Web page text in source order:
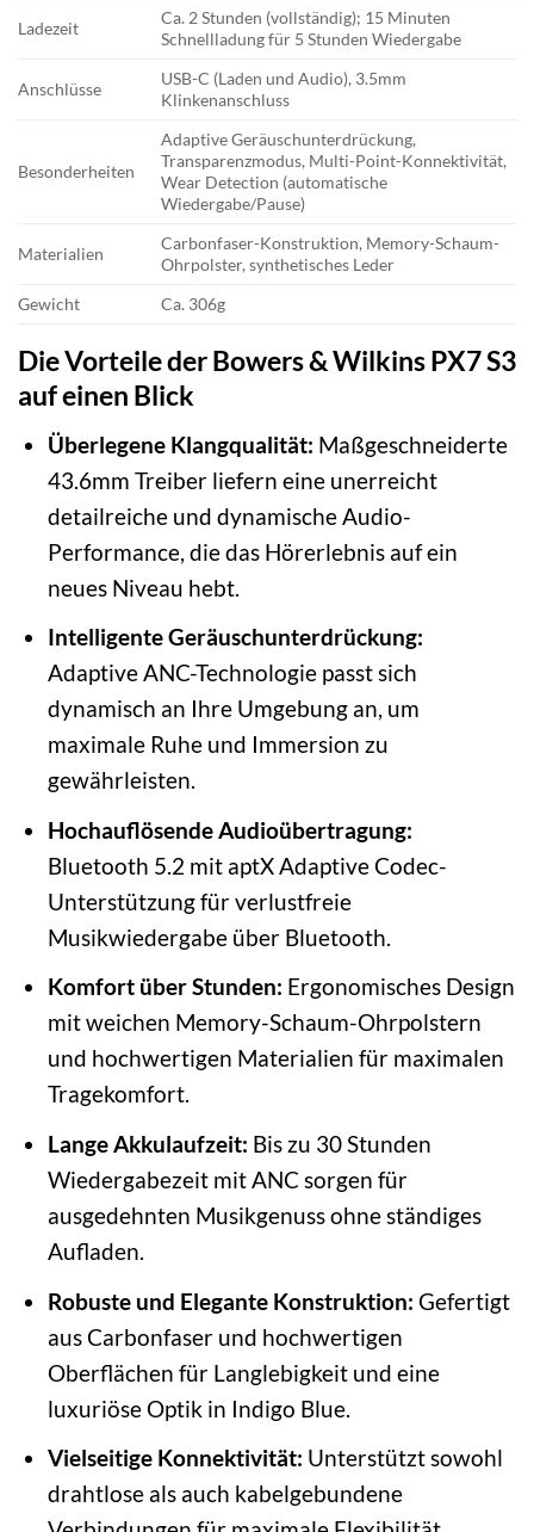
Ladezeit
Ca. 2 Stunden (vollständig); 15 Minuten
Schnellladung für 5 Stunden Wiedergabe
Anschlüsse
USB-C (Laden und Audio), 3.5mm
Klinkenanschluss
Besonderheiten
Adaptive Geräuschunterdrückung,
Transparenzmodus, Multi-Point-Konnektivität,
Wear Detection (automatische
Wiedergabe/Pause)
Materialien
Carbonfaser-Konstruktion, Memory-Schaum-
Ohrpolster, synthetisches Leder
Gewicht
Ca. 306g
Die Vorteile der Bowers & Wilkins PX7 S3
auf einen Blick
Überlegene Klangqualität: Maßgeschneiderte
43.6mm Treiber liefern eine unerreicht
detailreiche und dynamische Audio-
Performance, die das Hörerlebnis auf ein
neues Niveau hebt.
Intelligente Geräuschunterdrückung:
Adaptive ANC-Technologie passt sich
dynamisch an Ihre Umgebung an, um
maximale Ruhe und Immersion zu
gewährleisten.
Hochauflösende Audioübertragung:
Bluetooth 5.2 mit aptX Adaptive Codec-
Unterstützung für verlustfreie
Musikwiedergabe über Bluetooth.
Komfort über Stunden: Ergonomisches Design
mit weichen Memory-Schaum-Ohrpolstern
und hochwertigen Materialien für maximalen
Tragekomfort.
Lange Akkulaufzeit: Bis zu 30 Stunden
Wiedergabezeit mit ANC sorgen für
ausgedehnten Musikgenuss ohne ständiges
Aufladen.
Robuste und Elegante Konstruktion: Gefertigt
aus Carbonfaser und hochwertigen
Oberflächen für Langlebigkeit und eine
luxuriöse Optik in Indigo Blue.
Vielseitige Konnektivität: Unterstützt sowohl
drahtlose als auch kabelgebundene